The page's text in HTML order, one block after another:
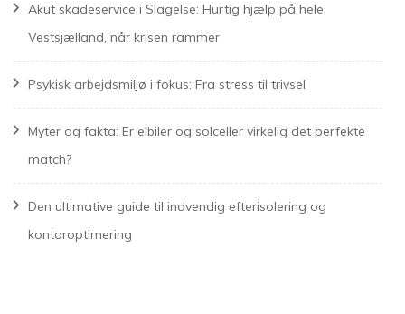
Akut skadeservice i Slagelse: Hurtig hjælp på hele
Vestsjælland, når krisen rammer
Psykisk arbejdsmiljø i fokus: Fra stress til trivsel
Myter og fakta: Er elbiler og solceller virkelig det perfekte
match?
Den ultimative guide til indvendig efterisolering og
kontoroptimering